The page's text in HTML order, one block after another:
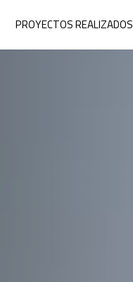
PROYECTOS REALIZADOS